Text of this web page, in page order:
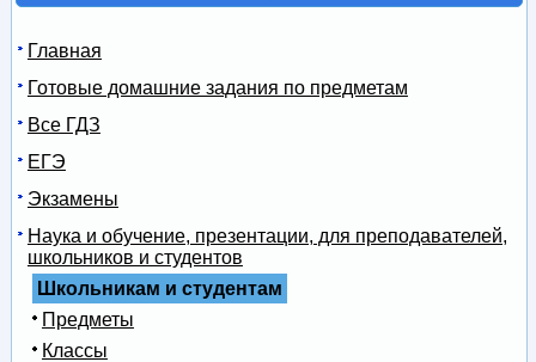
Главная
Готовые домашние задания по предметам
Все ГДЗ
ЕГЭ
Экзамены
Наука и обучение, презентации, для преподавателей,
школьников и студентов
Школьникам и студентам
Предметы
Классы